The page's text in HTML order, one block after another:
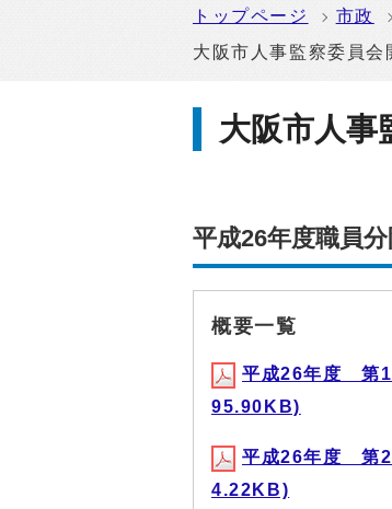
トップページ 市政
大阪市人事監察委員会
大阪市人事
平成26年度職員
概要一覧
平成26年度 第
95.90KB)
平成26年度 第
4.22KB)